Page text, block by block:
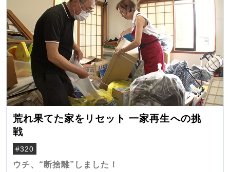
荒れ果てた家をリセット 一家再生への挑
戦
#320
ウチ、“断捨離”しました！